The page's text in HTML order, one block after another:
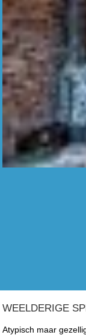
WEELDERIGE
Atypisch maar